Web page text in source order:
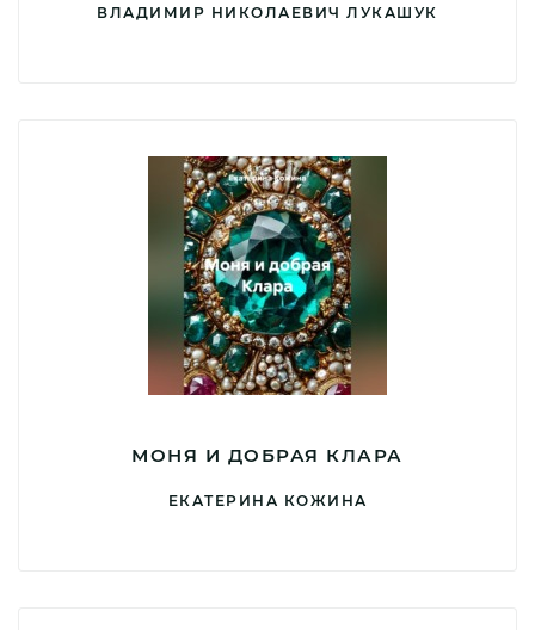
ВЛАДИМИР НИКОЛАЕВИЧ ЛУКАШУК
МОНЯ И ДОБРАЯ КЛАРА
ЕКАТЕРИНА КОЖИНА